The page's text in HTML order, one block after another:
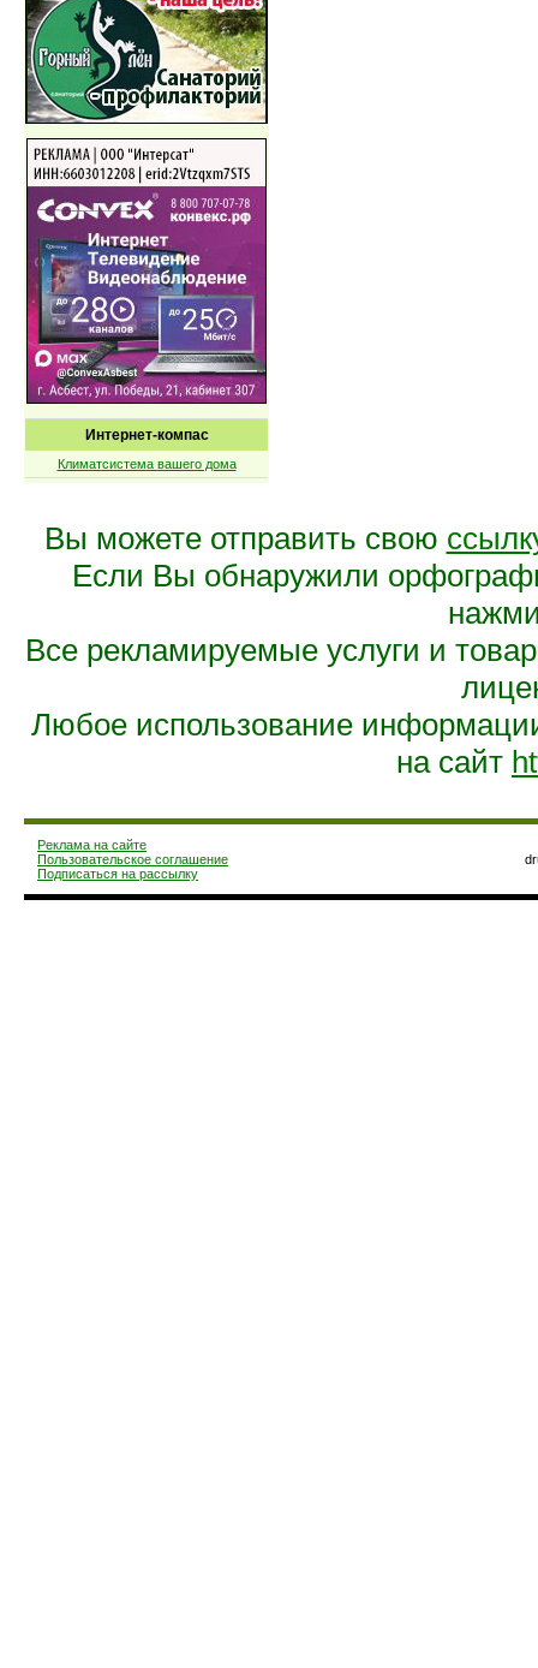
Интернет-компас
Климатсистема вашего дома
Вы можете отправить свою
Если Вы обнаружили
Все рекламируемые услуги и
Любое использование
на сайт
Реклама на сайте
Пользовательское соглашение
Подписаться на рассылку